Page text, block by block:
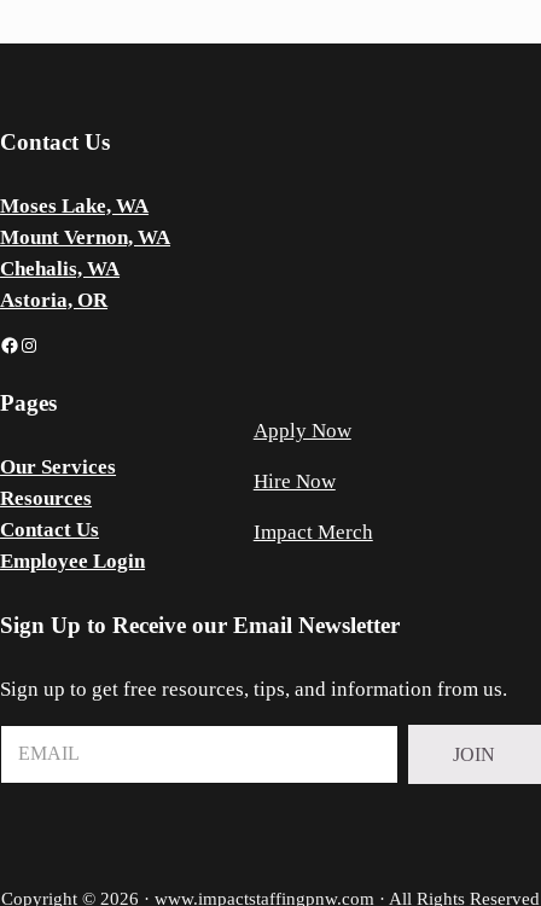
Contact Us
Moses Lake, WA
Mount Vernon, WA
Chehalis, WA
Astoria, OR
Facebook
Instagram
Pages
Our Services
Resources
Contact Us
Employee Login
Apply Now
Hire Now
Impact Merch
Sign Up to Receive our Email Newsletter
Sign up to get free resources, tips, and information from us.
Copyright © 2026 · www.impactstaffingpnw.com · All Rights Reserved